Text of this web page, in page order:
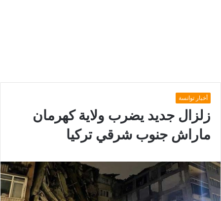
أخبار توانسة
زلزال جديد يضرب ولاية كهرمان
ماراش جنوب شرقي تركيا